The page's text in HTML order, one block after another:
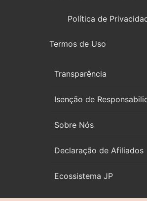
Política de
Termos de Uso
Transparência
Isenção de
Sobre Nós
Declaração de Afiliados
Ecossistema JP